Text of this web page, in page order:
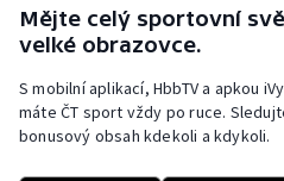
Mějte celý sportovní
velké obrazovce.
S mobilní aplikací, HbbTV a apkou
máte ČT sport vždy po ruce.
bonusový obsah kdekoli a kdykoli.